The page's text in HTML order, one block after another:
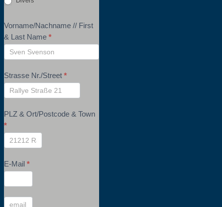
Vorname/Nachname // First
& Last Name *
Strasse Nr./Street *
PLZ & Ort/Postcode & Town
*
E-Mail *